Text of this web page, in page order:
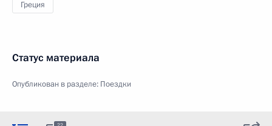
Греция
Статус материала
Опубликован в разделе: Поездки